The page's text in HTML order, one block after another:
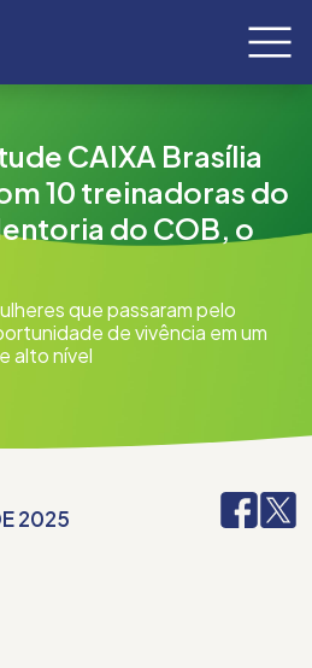
CAIXA Brasília
10 treinadoras do
do COB, o
que passaram pelo
de vivência em um
alto nível
2025